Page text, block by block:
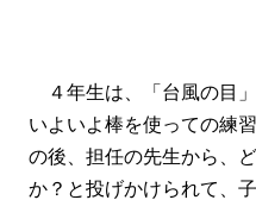
４年生は、「台風の目」
いよいよ棒を使っての練
の後、担任の先生から、
か？と投げかけられて、